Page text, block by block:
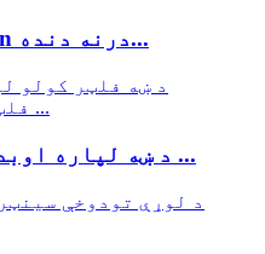
45mn/55mn/65mn درنه دنده...
د ښه لپاره اوبدل شوي فلټر میش ...